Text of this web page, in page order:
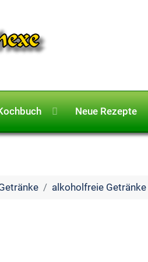
Neue Rezepte
alkoholfreie Getränke